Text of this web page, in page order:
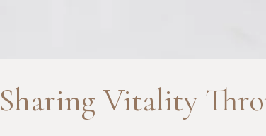
Sharing Vitality